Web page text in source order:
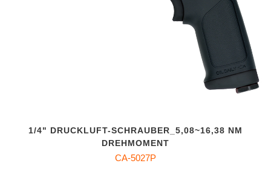
1/4" DRUCKLUFT-SCHRAUBER_5,08~16,38 NM
DREHMOMENT
CA-5027P